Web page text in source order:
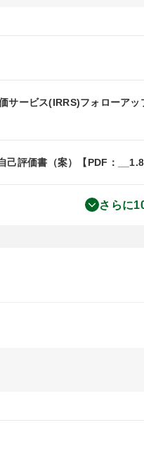
ービス(IRRS)フォローア
評価書（案）【PDF：
さらに